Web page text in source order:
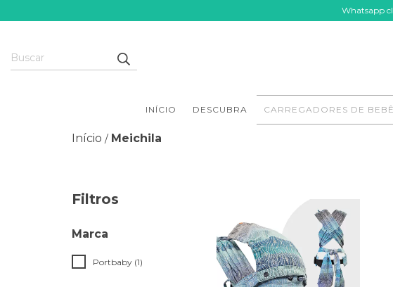
Whatsapp
INÍCIO DESCUBRA CARREGADORES DE BEBÊ
Início / Meichila
Filtros
Marca
Portbaby (1)